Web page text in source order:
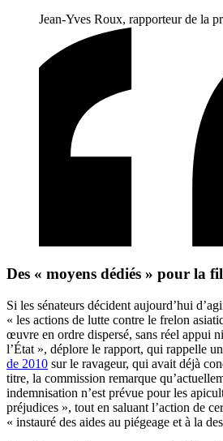
Jean-Yves Roux, rapporteur de la
Des « moyens dédiés » pour la
Si les sénateurs décident aujourd’hui
« les actions de lutte contre le frelon
œuvre en ordre dispersé, sans réel appui
l’État », déplore le rapport, qui rappelle
de 2010 sur le ravageur, qui avait déjà
titre, la commission remarque
indemnisation n’est prévue pour les
préjudices », tout en saluant l’action de
« instauré des aides au piégeage et à la